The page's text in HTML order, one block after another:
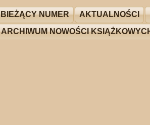
BIEŻĄCY NUMER AKTUALNOŚCI
ARCHIWUM NOWOŚCI